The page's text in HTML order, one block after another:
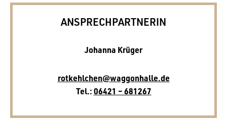
ANSPRECHPARTNERIN
Johanna Krüger
rotkehlchen@waggonhalle.de
Tel.:06421 – 681267